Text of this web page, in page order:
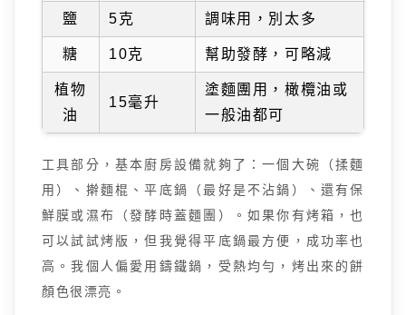
鹽 5克 調味用，別太多
糖 10克 幫助發酵，可略減
植物
油
15毫升
塗麵團用，橄欖油或
一般油都可
工具部分，基本廚房設備就夠了：一個大碗（揉麵
用）、擀麵棍、平底鍋（最好是不沾鍋）、還有保
鮮膜或濕布（發酵時蓋麵團）。如果你有烤箱，也
可以試試烤版，但我覺得平底鍋最方便，成功率也
高。我個人偏愛用鑄鐵鍋，受熱均勻，烤出來的餅
顏色很漂亮。